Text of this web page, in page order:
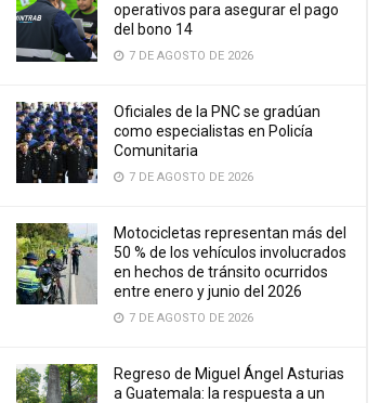
operativos para asegurar el pago
del bono 14
7 DE AGOSTO DE 2026
Oficiales de la PNC se gradúan
como especialistas en Policía
Comunitaria
7 DE AGOSTO DE 2026
Motocicletas representan más del
50 % de los vehículos involucrados
en hechos de tránsito ocurridos
entre enero y junio del 2026
7 DE AGOSTO DE 2026
Regreso de Miguel Ángel Asturias
a Guatemala: la respuesta a un